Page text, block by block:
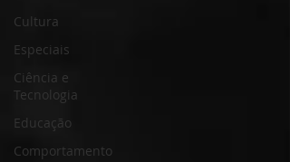
Cultura
Especiais
Ciência e
Tecnologia
Educação
Comportamento